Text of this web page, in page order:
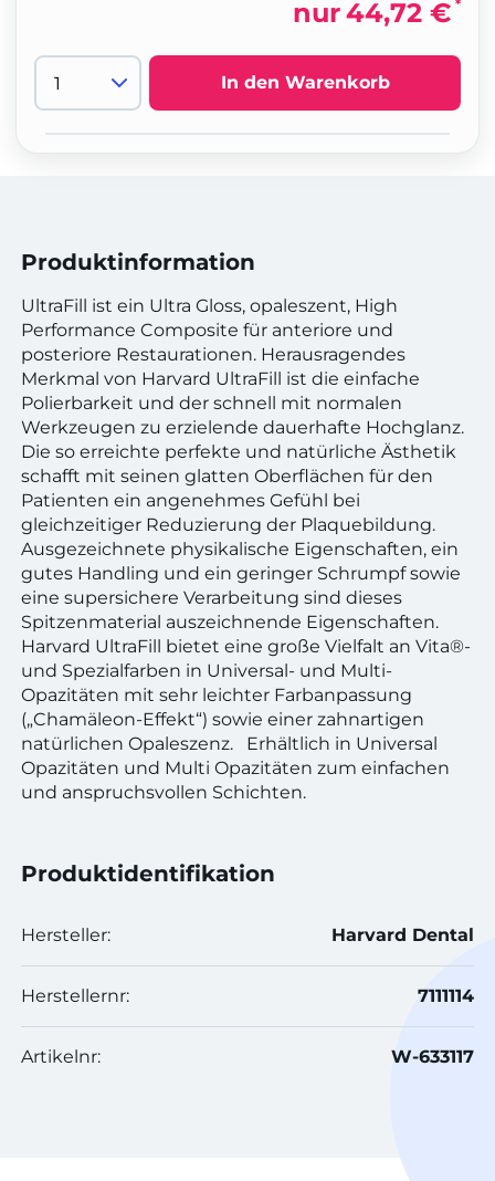
nur44,72 € *
In den Warenkorb
Produktinformation
UltraFill ist ein Ultra Gloss, opaleszent, High
Performance Composite für anteriore und
posteriore Restaurationen. Herausragendes
Merkmal von Harvard UltraFill ist die einfache
Polierbarkeit und der schnell mit normalen
Werkzeugen zu erzielende dauerhafte Hochglanz.
Die so erreichte perfekte und natürliche Ästhetik
schafft mit seinen glatten Oberflächen für den
Patienten ein angenehmes Gefühl bei
gleichzeitiger Reduzierung der Plaquebildung.
Ausgezeichnete physikalische Eigenschaften, ein
gutes Handling und ein geringer Schrumpf sowie
eine supersichere Verarbeitung sind dieses
Spitzenmaterial auszeichnende Eigenschaften.
Harvard UltraFill bietet eine große Vielfalt an Vita®-
und Spezialfarben in Universal- und Multi-
Opazitäten mit sehr leichter Farbanpassung
(„Chamäleon-Effekt“) sowie einer zahnartigen
natürlichen Opaleszenz. Erhältlich in Universal
Opazitäten und Multi Opazitäten zum einfachen
und anspruchsvollen Schichten.
Produktidentifikation
Hersteller: Harvard Dental
Herstellernr: 7111114
Artikelnr: W-633117